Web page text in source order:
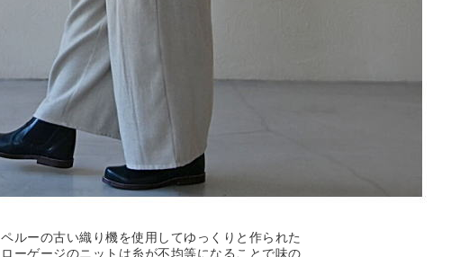
ペルーの古い織り機を使用してゆっくりと作られた